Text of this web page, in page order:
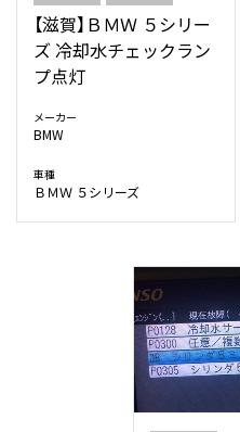
【滋賀】ＢＭＷ ５シリー
ズ 冷却水チェックラン
プ点灯
メーカー
BMW
車種
ＢＭＷ ５シリーズ